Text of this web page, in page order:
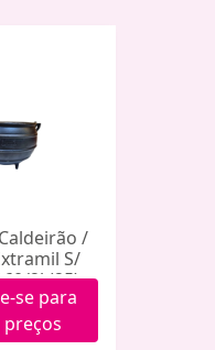
/
S/
2l (25)
se para